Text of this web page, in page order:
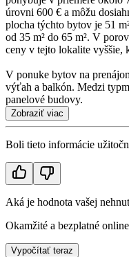
úrovni 600 € a môžu
plocha týchto bytov je 51
od 35 m² do 65 m². V
ceny v tejto lokalite vyššie,
V ponuke bytov na
výťah a balkón. Medzi
panelové budovy.
Zobraziť viac
Boli tieto informácie
Aká je hodnota vašej
Okamžité a bezplatné
Vypočítať teraz